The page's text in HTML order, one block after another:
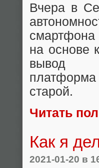
Вчера в
смартфона
на основе
старой.
Читать
Как я
2021-01-20 в